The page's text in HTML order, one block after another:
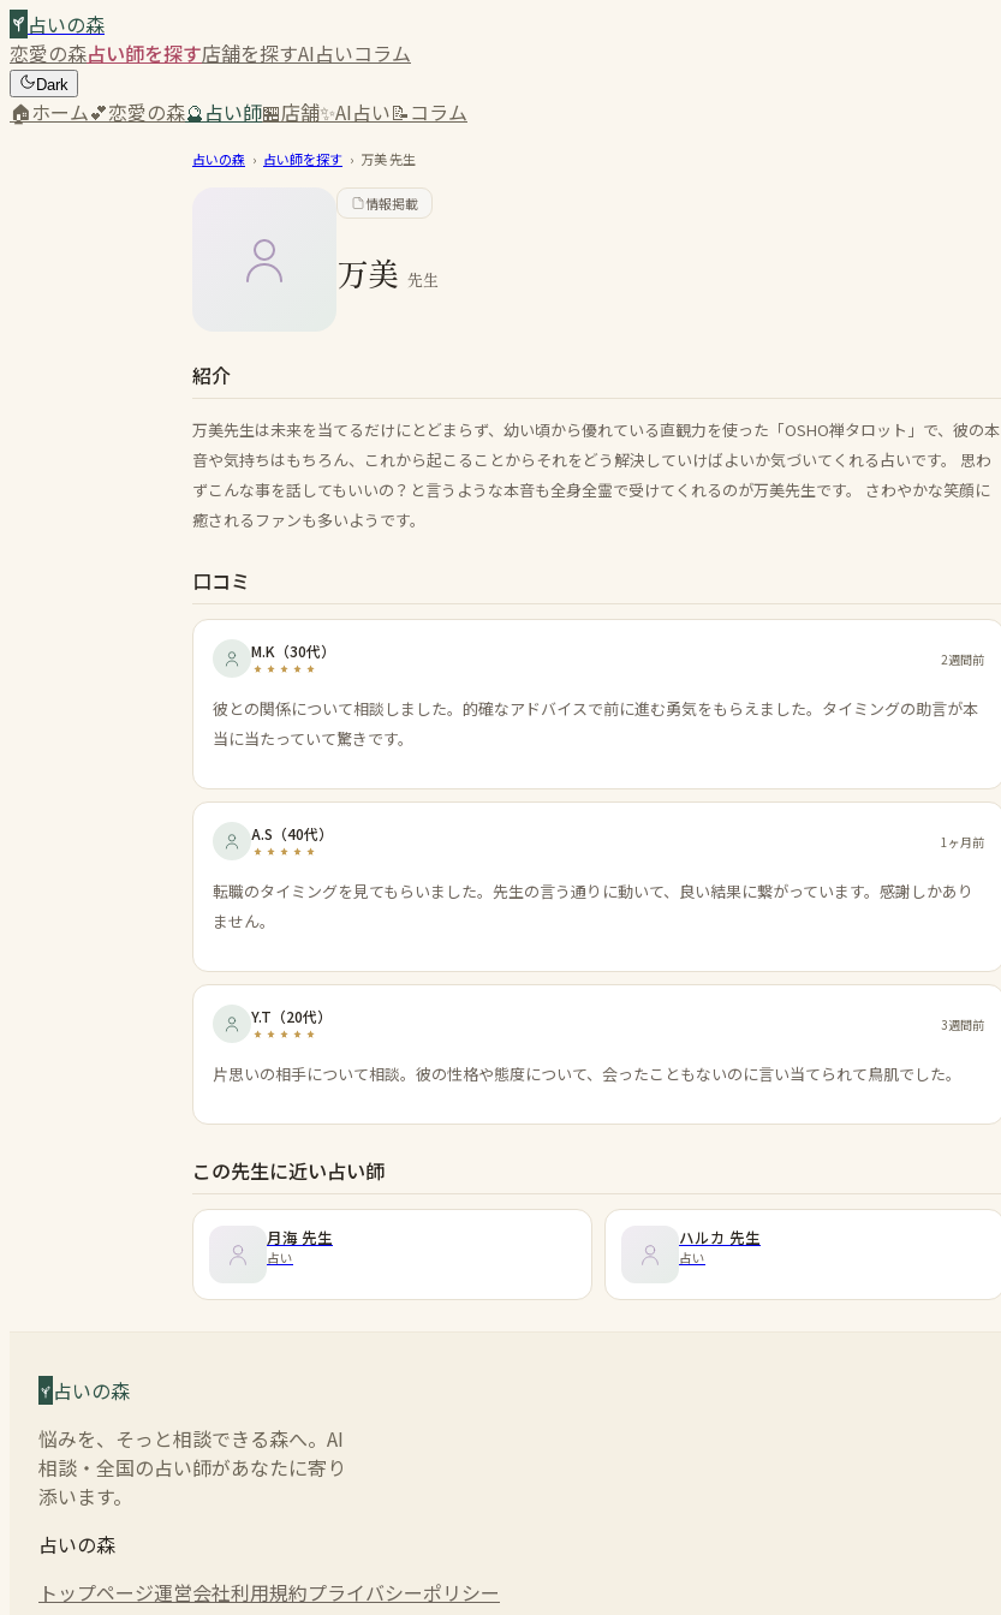
占いの森
恋愛の森占い師を探す店舗を探すAI占いコラム
Dark
🏠ホーム💕恋愛の森🔮占い師🏪店舗✨AI占い📝コラム
占いの森 › 占い師を探す › 万美先生
情報掲載
万美 先生
紹介
万美先生は未来を当てるだけにとどまらず、幼い頃から優れている直観力を使った「OSHO禅タロット」で、彼の本
音や気持ちはもちろん、これから起こることからそれをどう解決していけばよいか気づいてくれる占いです。 思わ
ずこんな事を話してもいいの？と言うような本音も全身全霊で受けてくれるのが万美先生です。 さわやかな笑顔に
癒されるファンも多いようです。
口コミ
M.K （30代） 2週間前
彼との関係について相談しました。的確なアドバイスで前に進む勇気をもらえました。タイミングの助言が本
当に当たっていて驚きです。
A.S （40代） 1ヶ月前
転職のタイミングを見てもらいました。先生の言う通りに動いて、良い結果に繋がっています。感謝しかあり
ません。
Y.T （20代） 3週間前
片思いの相手について相談。彼の性格や態度について、会ったこともないのに言い当てられて鳥肌でした。
この先生に近い占い師
月海 先生
占い
ハルカ 先生
占い
占いの森
悩みを、そっと相談できる森へ。AI
相談・全国の占い師があなたに寄り
添います。
占いの森
トップページ運営会社利用規約プライバシーポリシー